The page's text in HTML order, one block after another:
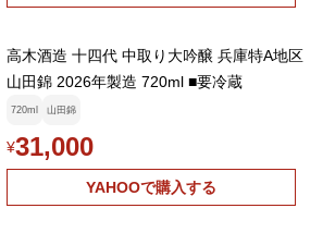
高木酒造 十四代 中取り大吟醸 兵庫特A地区
山田錦 2026年製造 720ml ■要冷蔵
720ml 山田錦
¥31,000
YAHOOで購入する